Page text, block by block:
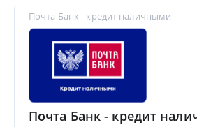
Почта Банк - кредит наличными
Почта Банк - кредит